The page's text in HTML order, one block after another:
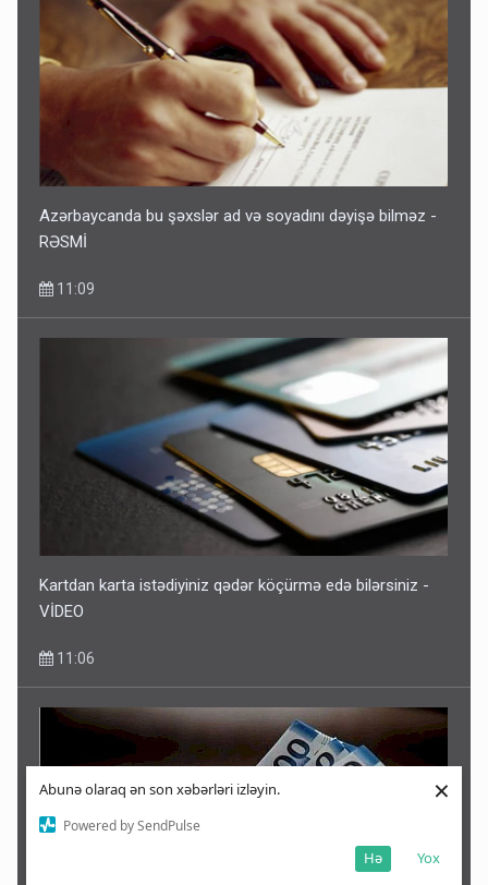
Abunə olaraq ən son xəbərləri izləyin.
Powered by SendPulse
Yox
Hə
×
Azərbaycanda bu şəxslər ad və soyadını dəyişə bilməz -
RƏSMİ
11:09
Kartdan karta istədiyiniz qədər köçürmə edə bilərsiniz -
VİDEO
11:06